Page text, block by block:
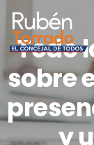
Todo
sobre
y